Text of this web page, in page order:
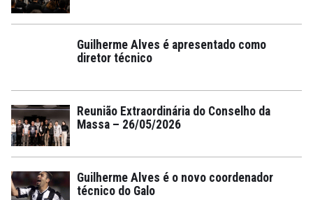
Guilherme Alves é apresentado como
diretor técnico
Reunião Extraordinária do Conselho da
Massa – 26/05/2026
Guilherme Alves é o novo coordenador
técnico do Galo